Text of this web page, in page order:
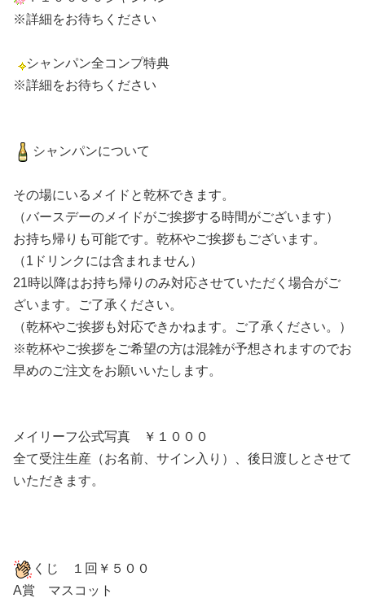
※詳細をお待ちください
シャンパン全コンプ特典
※詳細をお待ちください
シャンパンについて
その場にいるメイドと乾杯できます。
（バースデーのメイドがご挨拶する時間がございます）
お持ち帰りも可能です。乾杯やご挨拶もございます。
（1ドリンクには含まれません）
21時以降はお持ち帰りのみ対応させていただく場合がご
ざいます。ご了承ください。
（乾杯やご挨拶も対応できかねます。ご了承ください。）
※乾杯やご挨拶をご希望の方は混雑が予想されますのでお
早めのご注文をお願いいたします。
メイリーフ公式写真 ￥１０００
全て受注生産（お名前、サイン入り）、後日渡しとさせて
いただきます。
くじ １回￥５００
A賞 マスコット